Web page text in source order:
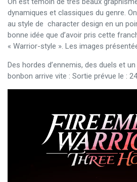
dynamiques et classiques du genre.
au style de character design en un
bonne idée que d’avoir pris cette
« Warrior-style ». Les images
Des hordes d’ennemis, des duels et
bonbon arrive vite : Sortie prévue le :